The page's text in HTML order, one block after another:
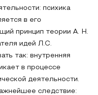
психика
в его
принцип теории А. Н.
идей Л.С.
так: внутренняя
в процессе
деятельности.
следствие: